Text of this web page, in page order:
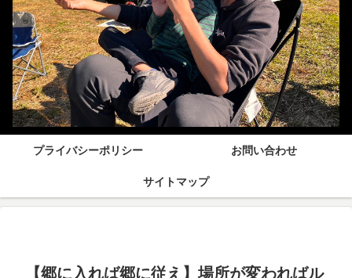
プライバシーポリシー お問い合わせ
サイトマップ
【郷に入れば郷に従え】場所が変わればル